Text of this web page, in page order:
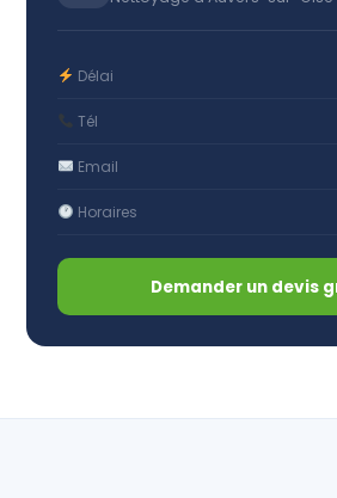
Délai
Tél
Email
Horaires
Demander un devis